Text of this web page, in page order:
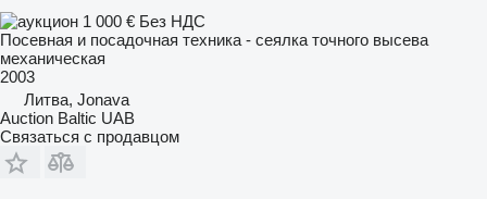
1 000 € Без НДС
Посевная и посадочная техника - сеялка точного высева
механическая
2003
Литва, Jonava
Auction Baltic UAB
Связаться с продавцом